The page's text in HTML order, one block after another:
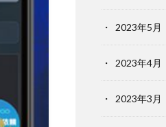
2023年5月
2023年4月
2023年3月